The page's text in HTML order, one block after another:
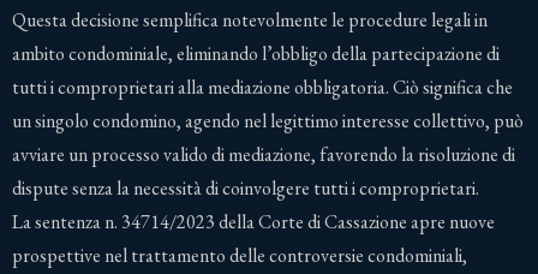
Questa decisione semplifica notevolmente le procedure legali in
ambito condominiale, eliminando l’obbligo della partecipazione di
tutti i comproprietari alla mediazione obbligatoria. Ciò significa che
un singolo condomino, agendo nel legittimo interesse collettivo, può
avviare un processo valido di mediazione, favorendo la risoluzione di
dispute senza la necessità di coinvolgere tutti i comproprietari.
La sentenza n. 34714/2023 della Corte di Cassazione apre nuove
prospettive nel trattamento delle controversie condominiali,